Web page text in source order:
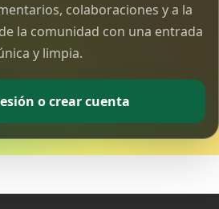
colaboraciones y a la
la comunidad con una entrada
y limpia.
o crear cuenta